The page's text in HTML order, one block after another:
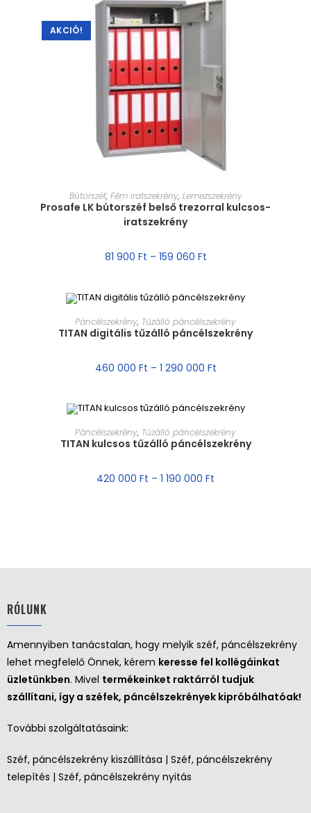
AKCIÓ!
MÉRET VÁLASZTÁSA
Bútorszéf, Fém iratszekrény, Lemezszekrény
Prosafe LK bútorszéf belső trezorral kulcsos-
iratszekrény
81 900 Ft – 159 060 Ft
MÉRET VÁLASZTÁSA
Páncélszekrény, Tűzálló páncélszekrény
TITAN digitális tűzálló páncélszekrény
460 000 Ft – 1 290 000 Ft
MÉRET VÁLASZTÁSA
Páncélszekrény, Tűzálló páncélszekrény
TITAN kulcsos tűzálló páncélszekrény
420 000 Ft – 1 190 000 Ft
RÓLUNK
Amennyiben tanácstalan, hogy melyik széf, páncélszekrény
lehet megfelelő Önnek, kérem keresse fel kollégáinkat
üzletünkben. Mivel termékeinket raktárról tudjuk
szállítani, így a széfek, páncélszekrények kipróbálhatóak!
További szolgáltatásaink:
Széf, páncélszekrény kiszállítása | Széf, páncélszekrény
telepítés | Széf, páncélszekrény nyitás